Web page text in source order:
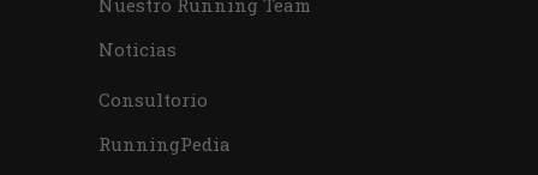
Nuestro Running Team
Noticias
Consultorio
RunningPedia